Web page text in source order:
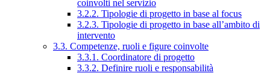
coinvolti nel servizio
3.2.2. Tipologie di progetto in base al focus
3.2.3. Tipologie di progetto in base all’ambito di
intervento
3.3. Competenze, ruoli e figure coinvolte
3.3.1. Coordinatore di progetto
3.3.2. Definire ruoli e responsabilità